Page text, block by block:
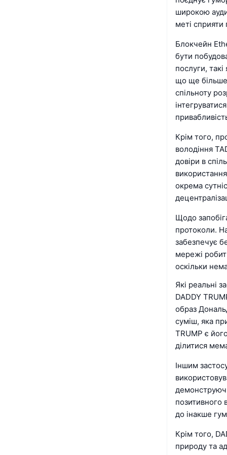
широкою
меті сприяти
Блокчейн
бути
послуги,
що ще
спільноту
Крім того,
володіння
довіри в
окрема
Щодо
протоколи.
забезпечує
мережі
оскільки
Які реальні
DADDY
образ
суміш, яка
TRUMP є
ділитися
Іншим
позитивного
до інакше
Крім того,
природу та